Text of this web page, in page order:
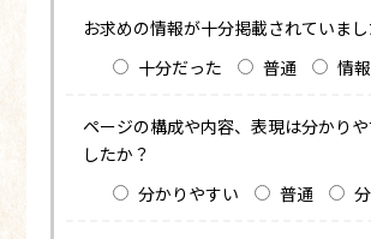
お求めの情報が十分掲載されていまし
十分だった
普通 情
ページの構成や内容、表現は分かり
したか？
分かりやすい
普通